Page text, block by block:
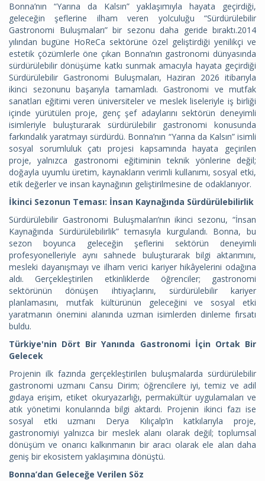
Bonna’nın “Yarına da Kalsın” yaklaşımıyla hayata geçirdiği,
geleceğin şeflerine ilham veren yolculuğu “Sürdürülebilir
Gastronomi Buluşmaları” bir sezonu daha geride bıraktı.2014
yılından bugüne HoReCa sektörüne özel geliştirdiği yenilikçi ve
estetik çözümlerle öne çıkan Bonna’nın gastronomi dünyasında
sürdürülebilir dönüşüme katkı sunmak amacıyla hayata geçirdiği
Sürdürülebilir Gastronomi Buluşmaları, Haziran 2026 itibarıyla
ikinci sezonunu başarıyla tamamladı. Gastronomi ve mutfak
sanatları eğitimi veren üniversiteler ve meslek liseleriyle iş birliği
içinde yürütülen proje, genç şef adaylarını sektörün deneyimli
isimleriyle buluşturarak sürdürülebilir gastronomi konusunda
farkındalık yaratmayı sürdürdü. Bonna’nın “Yarına da Kalsın” isimli
sosyal sorumluluk çatı projesi kapsamında hayata geçirilen
proje, yalnızca gastronomi eğitiminin teknik yönlerine değil;
doğayla uyumlu üretim, kaynakların verimli kullanımı, sosyal etki,
etik değerler ve insan kaynağının geliştirilmesine de odaklanıyor.
İkinci Sezonun Teması: İnsan Kaynağında Sürdürülebilirlik
Sürdürülebilir Gastronomi Buluşmaları’nın ikinci sezonu, “İnsan
Kaynağında Sürdürülebilirlik” temasıyla kurgulandı. Bonna, bu
sezon boyunca geleceğin şeflerini sektörün deneyimli
profesyonelleriyle aynı sahnede buluşturarak bilgi aktarımını,
mesleki dayanışmayı ve ilham verici kariyer hikâyelerini odağına
aldı. Gerçekleştirilen etkinliklerde öğrenciler; gastronomi
sektörünün dönüşen ihtiyaçlarını, sürdürülebilir kariyer
planlamasını, mutfak kültürünün geleceğini ve sosyal etki
yaratmanın önemini alanında uzman isimlerden dinleme fırsatı
buldu.
Türkiye'nin Dört Bir Yanında Gastronomi İçin Ortak Bir
Gelecek
Projenin ilk fazında gerçekleştirilen buluşmalarda sürdürülebilir
gastronomi uzmanı Cansu Dirim; öğrencilere iyi, temiz ve adil
gıdaya erişim, etiket okuryazarlığı, permakültür uygulamaları ve
atık yönetimi konularında bilgi aktardı. Projenin ikinci fazı ise
sosyal etki uzmanı Derya Kılıçalp’in katkılarıyla proje,
gastronomiyi yalnızca bir meslek alanı olarak değil; toplumsal
dönüşüm ve onarıcı kalkınmanın bir aracı olarak ele alan daha
geniş bir ekosistem yaklaşımına dönüştü.
Bonna’dan Geleceğe Verilen Söz